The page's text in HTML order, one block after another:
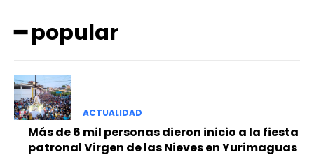
━ Planes
━ popular
ACTUALIDAD
Más de 6 mil personas dieron inicio a la fiesta
patronal Virgen de las Nieves en Yurimaguas